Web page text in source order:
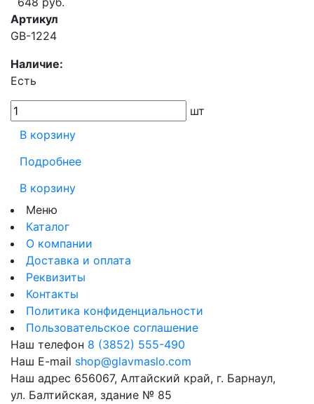
Артикул
GB-1224
Наличие:
Есть
шт
В корзину
Подробнее
В корзину
Меню
Каталог
О компании
Доставка и оплата
Реквизиты
Контакты
Политика конфиденциальности
Пользовательское соглашение
Наш телефон 8 (3852) 555-490
Наш E-mail shop@glavmaslo.com
Наш адрес 656067, Алтайский край, г. Барнаул,
ул. Балтийская, здание № 85